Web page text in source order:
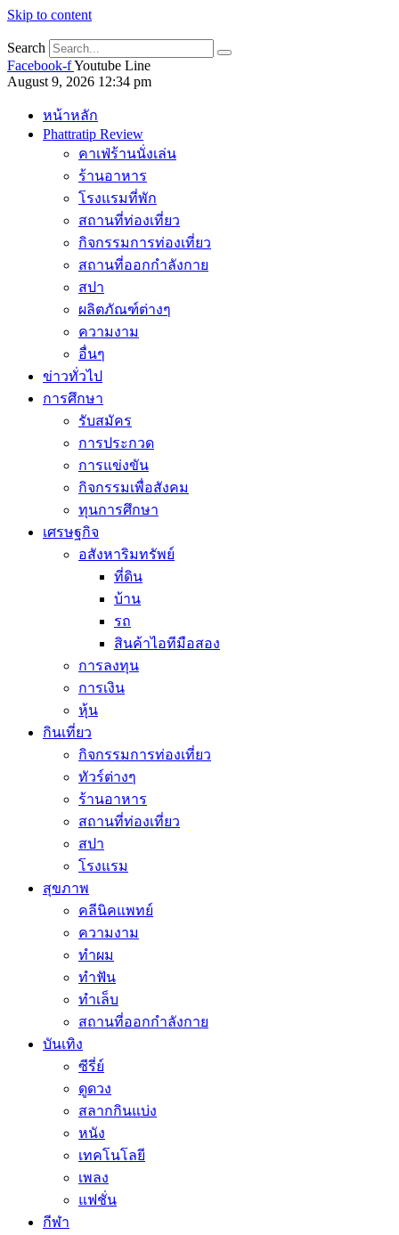
Skip to content
Search
Facebook-fYoutube Line
August 9, 2026 12:34 pm
หน้าหลัก
Phattratip Review
คาเฟ่ร้านนั่งเล่น
ร้านอาหาร
โรงแรมที่พัก
สถานที่ท่องเที่ยว
กิจกรรมการท่องเที่ยว
สถานที่ออกกำลังกาย
สปา
ผลิตภัณฑ์ต่างๆ
ความงาม
อื่นๆ
ข่าวทั่วไป
การศึกษา
รับสมัคร
การประกวด
การแข่งขัน
กิจกรรมเพื่อสังคม
ทุนการศึกษา
เศรษฐกิจ
อสังหาริมทรัพย์
ที่ดิน
บ้าน
รถ
สินค้าไอทีมือสอง
การลงทุน
การเงิน
หุ้น
กินเที่ยว
กิจกรรมการท่องเที่ยว
ทัวร์ต่างๆ
ร้านอาหาร
สถานที่ท่องเที่ยว
สปา
โรงแรม
สุขภาพ
คลีนิคแพทย์
ความงาม
ทำผม
ทำฟัน
ทำเล็บ
สถานที่ออกกำลังกาย
บันเทิง
ซีรี่ย์
ดูดวง
สลากกินแบ่ง
หนัง
เทคโนโลยี
เพลง
แฟชั่น
กีฬา